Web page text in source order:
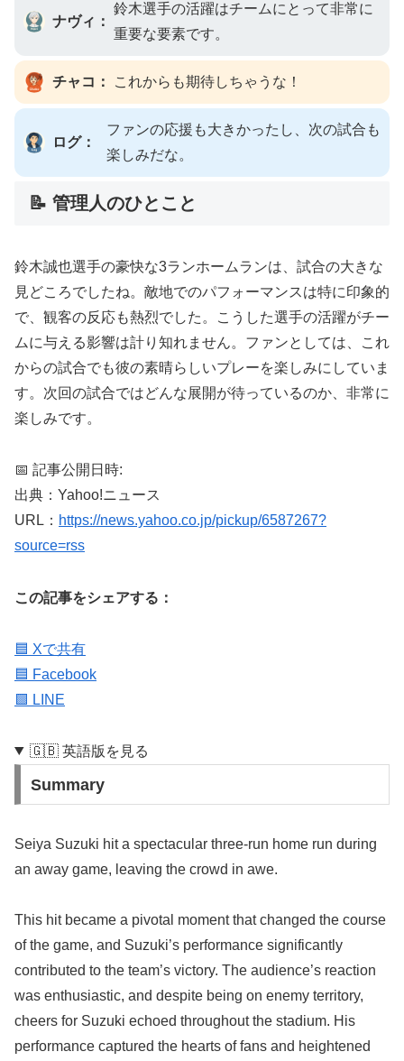
ナヴィ：
鈴木選手の活躍はチームにとって非常に
重要な要素です。
チャコ： これからも期待しちゃうな！
ログ：
ファンの応援も大きかったし、次の試合も
楽しみだな。
📝 管理人のひとこと
鈴木誠也選手の豪快な3ランホームランは、試合の大きな
見どころでしたね。敵地でのパフォーマンスは特に印象的
で、観客の反応も熱烈でした。こうした選手の活躍がチー
ムに与える影響は計り知れません。ファンとしては、これ
からの試合でも彼の素晴らしいプレーを楽しみにしていま
す。次回の試合ではどんな展開が待っているのか、非常に
楽しみです。
📅 記事公開日時:
出典：Yahoo!ニュース
URL： https://news.yahoo.co.jp/pickup/6587267?
source=rss
この記事をシェアする：
🟦 Xで共有
🟦 Facebook
🟩 LINE
🇬🇧 英語版を見る
Summary
Seiya Suzuki hit a spectacular three-run home run during
an away game, leaving the crowd in awe.
This hit became a pivotal moment that changed the course
of the game, and Suzuki’s performance significantly
contributed to the team’s victory. The audience’s reaction
was enthusiastic, and despite being on enemy territory,
cheers for Suzuki echoed throughout the stadium. His
performance captured the hearts of fans and heightened